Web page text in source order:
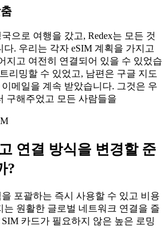
으로 여행을 갔고, Redex는 모든 것
. 우리는 각자 eSIM 계획을 가지고
지고 여전히 연결되어 있을 수 있었습
리밍할 수 있었고, 남편은 구글 지도
메일을 계속 받았습니다. 그것은 우
구해주었고 모든 사람들을
연결 방식을 변경할 준
?
포괄하는 즉시 사용할 수 있고 비용
는 원활한 글로벌 네트워크 연결을 즐
카드가 필요하지 않은 높은 로밍